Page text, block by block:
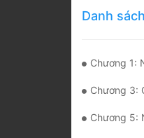
Danh
Chương 1:
Chương 3:
Chương 5: